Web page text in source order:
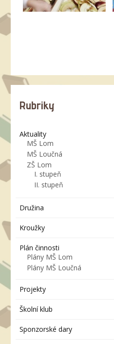
Rubriky
Aktuality
MŠ Lom
MŠ Loučná
ZŠ Lom
I. stupeň
II. stupeň
Družina
Kroužky
Plán činnosti
Plány MŠ Lom
Plány MŠ Loučná
Projekty
Školní klub
Sponzorské dary